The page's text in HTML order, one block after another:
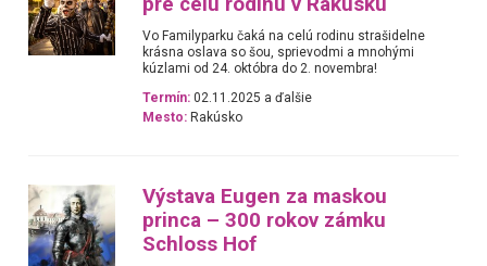
Vo Familyparku čaká na celú rodinu strašidelne
krásna oslava so šou, sprievodmi a mnohými
kúzlami od 24. októbra do 2. novembra!
Termín: 02.11.2025 a ďalšie
Mesto: Rakúsko
Výstava Eugen za maskou
princa – 300 rokov zámku
Schloss Hof